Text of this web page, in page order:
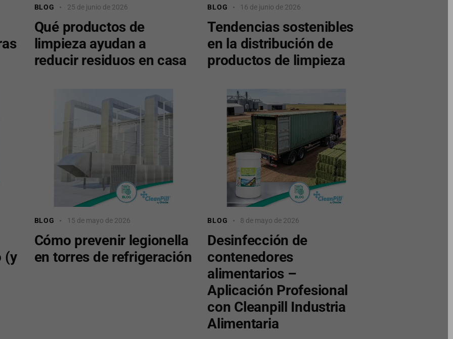
BLOG 25 de junio de 2026
Qué productos de
limpieza ayudan a
reducir residuos en casa
BLOG 16 de junio de 2026
Tendencias sostenibles
en la distribución de
productos de limpieza
(y
BLOG 15 de mayo de 2026
Cómo prevenir legionella
en torres de refrigeración
BLOG 8 de mayo de 2026
Desinfección de
contenedores
alimentarios –
Aplicación Profesional
con Cleanpill Industria
Alimentaria